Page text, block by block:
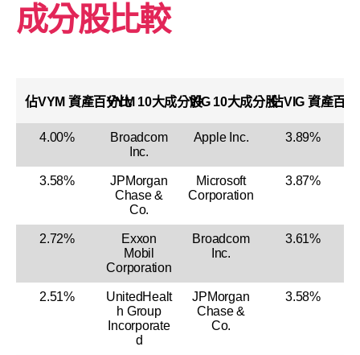
成分股比較
佔VYM 資產百分比
VYM 10大成分股VIG 10大成分股佔VIG 資產百
4.00%
Broadcom
Inc.
Apple Inc. 3.89%
3.58%
JPMorgan
Chase &
Co.
Microsoft
Corporation
3.87%
2.72%
Exxon
Mobil
Corporation
Broadcom
Inc.
3.61%
2.51%
UnitedHealt
h Group
Incorporate
d
JPMorgan
Chase &
Co.
3.58%